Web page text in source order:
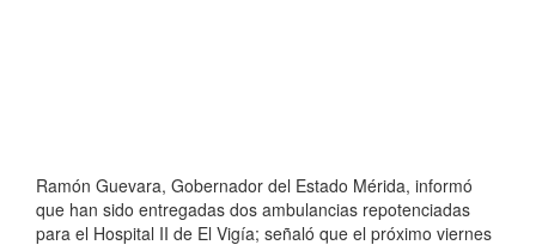
Ramón Guevara, Gobernador del Estado Mérida, informó
que han sido entregadas dos ambulancias repotenciadas
para el Hospital II de El Vigía; señaló que el próximo viernes